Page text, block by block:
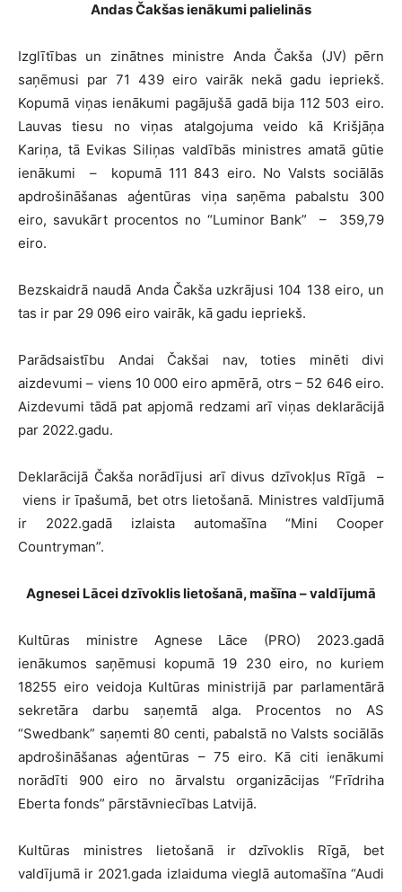
Andas Čakšas ienākumi palielinās
Izglītības un zinātnes ministre Anda Čakša (JV) pērn
saņēmusi par 71 439 eiro vairāk nekā gadu iepriekš.
Kopumā viņas ienākumi pagājušā gadā bija 112 503 eiro.
Lauvas tiesu no viņas atalgojuma veido kā Krišjāņa
Kariņa, tā Evikas Siliņas valdībās ministres amatā gūtie
ienākumi – kopumā 111 843 eiro. No Valsts sociālās
apdrošināšanas aģentūras viņa saņēma pabalstu 300
eiro, savukārt procentos no “Luminor Bank” – 359,79
eiro.
Bezskaidrā naudā Anda Čakša uzkrājusi 104 138 eiro, un
tas ir par 29 096 eiro vairāk, kā gadu iepriekš.
Parādsaistību Andai Čakšai nav, toties minēti divi
aizdevumi – viens 10 000 eiro apmērā, otrs – 52 646 eiro.
Aizdevumi tādā pat apjomā redzami arī viņas deklarācijā
par 2022.gadu.
Deklarācijā Čakša norādījusi arī divus dzīvokļus Rīgā –
viens ir īpašumā, bet otrs lietošanā. Ministres valdījumā
ir 2022.gadā izlaista automašīna “Mini Cooper
Countryman”.
Agnesei Lācei dzīvoklis lietošanā, mašīna – valdījumā
Kultūras ministre Agnese Lāce (PRO) 2023.gadā
ienākumos saņēmusi kopumā 19 230 eiro, no kuriem
18255 eiro veidoja Kultūras ministrijā par parlamentārā
sekretāra darbu saņemtā alga. Procentos no AS
“Swedbank” saņemti 80 centi, pabalstā no Valsts sociālās
apdrošināšanas aģentūras – 75 eiro. Kā citi ienākumi
norādīti 900 eiro no ārvalstu organizācijas “Frīdriha
Eberta fonds” pārstāvniecības Latvijā.
Kultūras ministres lietošanā ir dzīvoklis Rīgā, bet
valdījumā ir 2021.gada izlaiduma vieglā automašīna “Audi